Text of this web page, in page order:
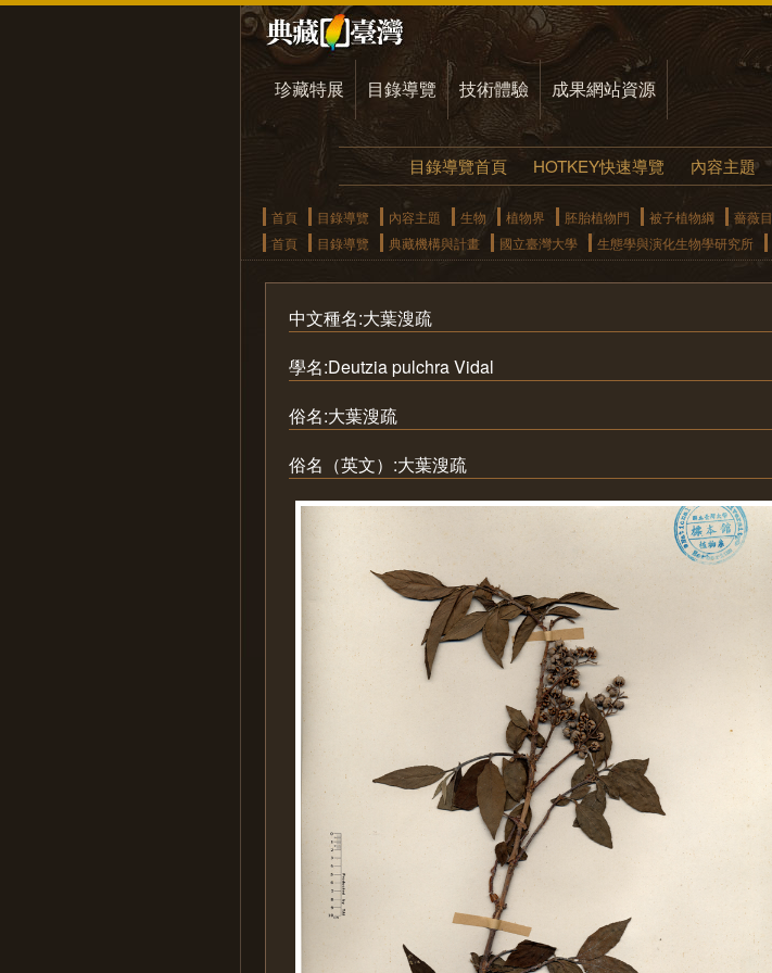
珍藏特展 目錄導覽 技術體驗 成果網站資源
目錄導覽首頁 HOTKEY快速導覽 內容主題
首頁 目錄導覽 內容主題 生物 植物界 胚胎植物門 被子植物綱 薔薇目
首頁
目錄導覽 典藏機構與計畫 國立臺灣大學 生態學與演化生物學研究所
中文種名:大葉溲疏
學名:Deutzia pulchra Vidal
俗名:大葉溲疏
俗名（英文）:大葉溲疏